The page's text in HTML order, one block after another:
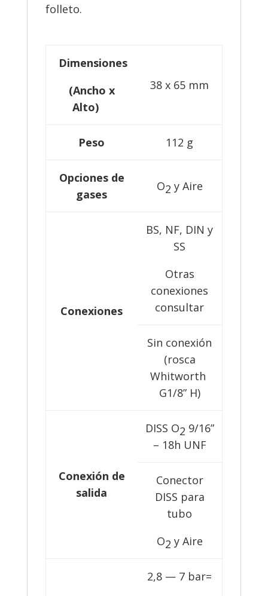
folleto.
Dimensiones
(Ancho x
Alto)
38 x 65 mm
Peso 112 g
Opciones de
gases
O2 y Aire
Conexiones
BS, NF, DIN y
SS
Otras
conexiones
consultar
Sin conexión
(rosca
Whitworth
G1/8” H)
Conexión de
salida
DISS O2 9/16”
– 18h UNF
Conector
DISS para
tubo
O2 y Aire
2,8 — 7 bar=